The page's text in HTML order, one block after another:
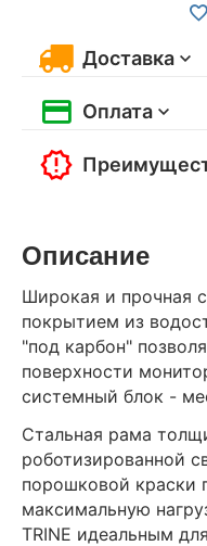
Доставка
Оплата
Описание
Широкая и прочная
покрытием из
"под карбон"
поверхности
системный блок -
Стальная рама
роботизированной
порошковой краски
максимальную
TRINE идеальным